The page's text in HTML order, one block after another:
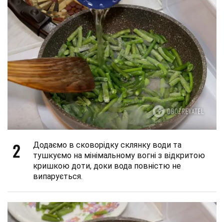
2
Додаємо в сковорідку склянку води та
тушкуємо на мінімальному вогні з відкритою
кришкою доти, доки вода повністю не
випарується.